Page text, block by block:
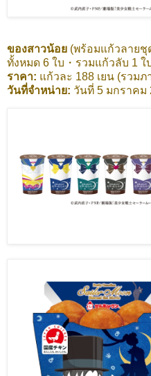
ของสาวน้อย (พร้อมแก้วลายชุ
ทั้งหมด 6 ใบ・รวมแก้วลับ 1 ใ
ราคา: แก้วละ 188 เยน (รวมภ
วันที่จำหน่าย: วันที่ 5 มกราคม